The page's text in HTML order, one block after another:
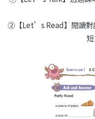
② 【Let’s Read】閱讀